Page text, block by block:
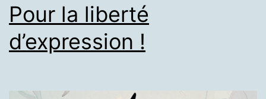
Pour la liberté
d’expression !